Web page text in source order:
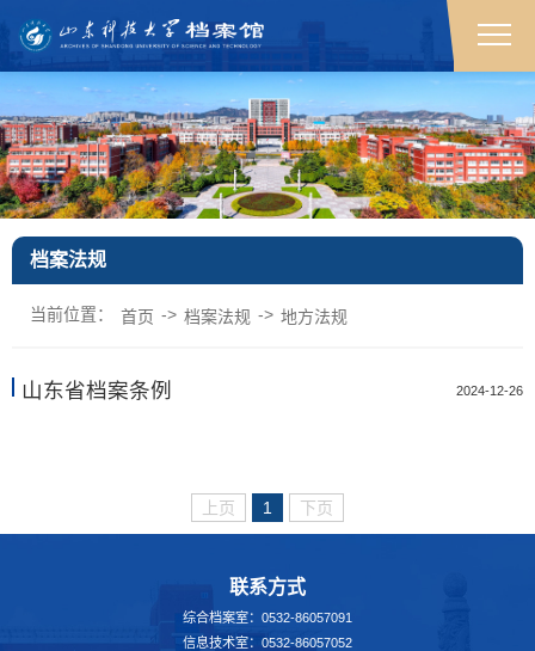
档案法规
档案法规
档案法规
档案法规
档案法规
档案法规
档案法规
档案法规
档案法规
档案法规
档案法规
档案法规
档案法规
档案法规
档案法规
档案法规
档案法规
档案法规
档案法规
档案法规
档案法规
档案法规
档案法规
档案法规
档案法规
档案法规
档案法规
档案法规
档案法规